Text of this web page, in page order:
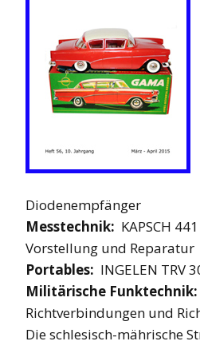
Diodenempfänger
Messtechnik: KAPSCH
Vorstellung und Reparatur
Portables: INGELEN TRV
Militärische Funktechnik:
Richtverbindungen und
Die schlesisch-mährische